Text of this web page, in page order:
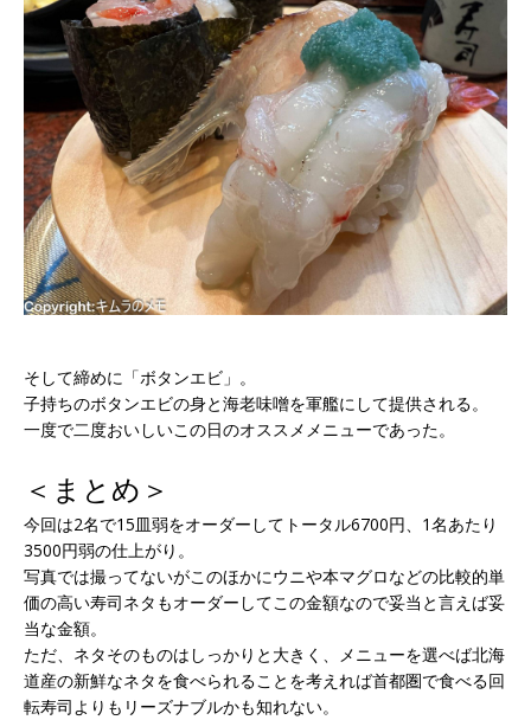
そして締めに「ボタンエビ」。
子持ちのボタンエビの身と海老味噌を軍艦にして提供される。
一度で二度おいしいこの日のオススメメニューであった。
＜まとめ＞
今回は2名で15皿弱をオーダーしてトータル6700円、1名あたり
3500円弱の仕上がり。
写真では撮ってないがこのほかにウニや本マグロなどの比較的単
価の高い寿司ネタもオーダーしてこの金額なので妥当と言えば妥
当な金額。
ただ、ネタそのものはしっかりと大きく、メニューを選べば北海
道産の新鮮なネタを食べられることを考えれば首都圏で食べる回
転寿司よりもリーズナブルかも知れない。